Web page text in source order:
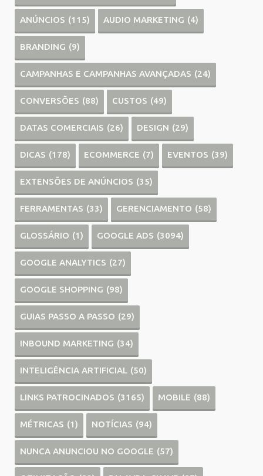
ANÚNCIOS (115) AUDIO MARKETING (4)
BRANDING (9)
CAMPANHAS E CAMPANHAS AVANÇADAS (24)
CONVERSÕES (88) CUSTOS (49)
DATAS COMERCIAIS (26) DESIGN (29)
DICAS (178) ECOMMERCE (7) EVENTOS (39)
EXTENSÕES DE ANÚNCIOS (35)
FERRAMENTAS (33) GERENCIAMENTO (58)
GLOSSÁRIO (1) GOOGLE ADS (3094)
GOOGLE ANALYTICS (27)
GOOGLE SHOPPING (98)
GUIAS PASSO A PASSO (29)
INBOUND MARKETING (34)
INTELIGÊNCIA ARTIFICIAL (50)
LINKS PATROCINADOS (3165) MOBILE (88)
MÉTRICAS (1) NOTÍCIAS (94)
NUNCA ANUNCIOU NO GOOGLE (57)